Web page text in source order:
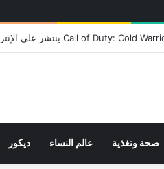
صحة وتغذية عالم النساء ديكور